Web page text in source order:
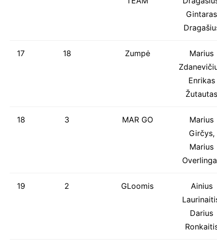
Gintaras
17 18 Zumpė
Marius
Enrikas
Žutautas
18 3 MAR GO
Marius
Girčys,
Marius
19 2 GLoomis
Ainius
Darius